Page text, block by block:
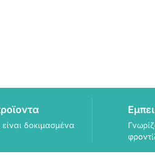
δοκιμασμένα